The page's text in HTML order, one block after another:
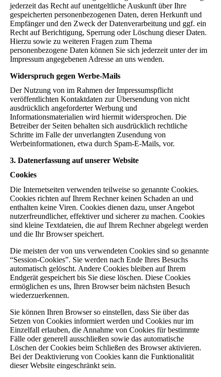
jederzeit das Recht auf unentgeltliche Auskunft über Ihre
gespeicherten personenbezogenen Daten, deren Herkunft und
Empfänger und den Zweck der Datenverarbeitung und ggf. ein
Recht auf Berichtigung, Sperrung oder Löschung dieser Daten.
Hierzu sowie zu weiteren Fragen zum Thema
personenbezogene Daten können Sie sich jederzeit unter der im
Impressum angegebenen Adresse an uns wenden.
Widerspruch gegen Werbe-Mails
Der Nutzung von im Rahmen der Impressumspflicht
veröffentlichten Kontaktdaten zur Übersendung von nicht
ausdrücklich angeforderter Werbung und
Informationsmaterialien wird hiermit widersprochen. Die
Betreiber der Seiten behalten sich ausdrücklich rechtliche
Schritte im Falle der unverlangten Zusendung von
Werbeinformationen, etwa durch Spam-E-Mails, vor.
3. Datenerfassung auf unserer Website
Cookies
Die Internetseiten verwenden teilweise so genannte Cookies.
Cookies richten auf Ihrem Rechner keinen Schaden an und
enthalten keine Viren. Cookies dienen dazu, unser Angebot
nutzerfreundlicher, effektiver und sicherer zu machen. Cookies
sind kleine Textdateien, die auf Ihrem Rechner abgelegt werden
und die Ihr Browser speichert.
Die meisten der von uns verwendeten Cookies sind so genannte
“Session-Cookies”. Sie werden nach Ende Ihres Besuchs
automatisch gelöscht. Andere Cookies bleiben auf Ihrem
Endgerät gespeichert bis Sie diese löschen. Diese Cookies
ermöglichen es uns, Ihren Browser beim nächsten Besuch
wiederzuerkennen.
Sie können Ihren Browser so einstellen, dass Sie über das
Setzen von Cookies informiert werden und Cookies nur im
Einzelfall erlauben, die Annahme von Cookies für bestimmte
Fälle oder generell ausschließen sowie das automatische
Löschen der Cookies beim Schließen des Browser aktivieren.
Bei der Deaktivierung von Cookies kann die Funktionalität
dieser Website eingeschränkt sein.